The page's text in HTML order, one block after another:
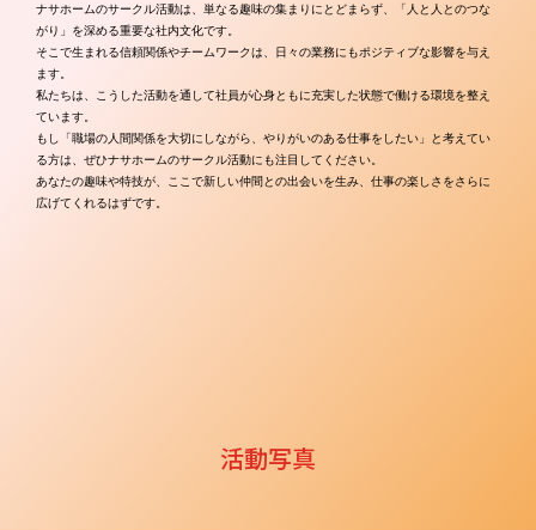
ナサホームのサークル活動は、単なる趣味の集まりにとどまらず、「人と人とのつな
がり」を深める重要な社内文化です。
そこで生まれる信頼関係やチームワークは、日々の業務にもポジティブな影響を与え
ます。
私たちは、こうした活動を通して社員が心身ともに充実した状態で働ける環境を整え
ています。
もし「職場の人間関係を大切にしながら、やりがいのある仕事をしたい」と考えてい
る方は、ぜひナサホームのサークル活動にも注目してください。
あなたの趣味や特技が、ここで新しい仲間との出会いを生み、仕事の楽しさをさらに
広げてくれるはずです。
活動写真